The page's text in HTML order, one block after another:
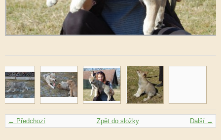
← Předchozí Další →
Zpět do složky